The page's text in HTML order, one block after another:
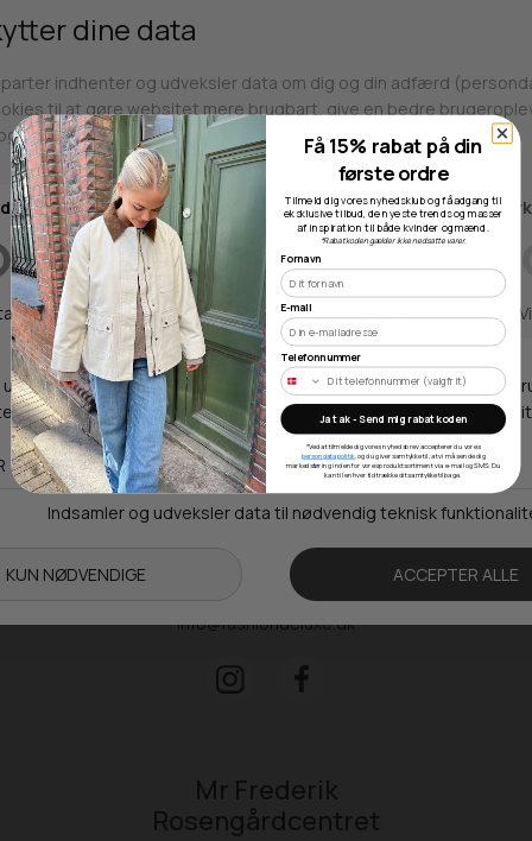
Butikker
Webshop lager
Adresse
Hestehaven 21 K
5260 Odense S
Åbningstider
Man-Ons: 09.00-15.30
Tors: 09.00-17.00
Fre: 09.00-15.30
Kontakt
+ 45 65 90 45 89
info@fashiondeluxe.dk
Mr Frederik
Rosengårdcentret
Få 15% rabat på din
første ordre
Tilmeld dig vores nyhedsklub og få adgang til
eksklusive tilbud, de nyeste trends og masser
af inspiration til både kvinder og mænd.
*Rabatkoden gælder ikke nedsatte varer.
Fornavn
E-mail
Telefonnummer
Ja tak - Send mig rabatkoden
*Ved at tilmelde dig vores nyhedsbrev accepterer du vores
persondatapolitik, og du giver samtykke til, at vi må sende dig
markedsføring inden for vores produktsortiment via e-mail og SMS. Du
kan til enhver tid trække dit samtykke tilbage.